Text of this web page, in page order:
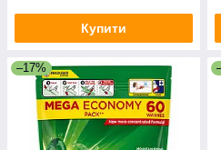
Купити
–17%